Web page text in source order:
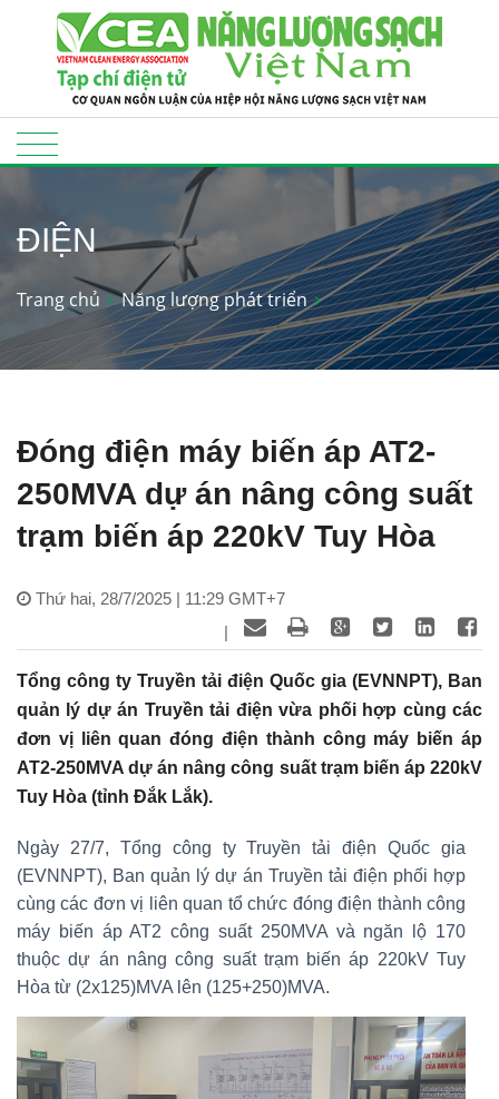
ĐIỆN
Trang chủ Năng lượng phát triển
Đóng điện máy biến áp AT2-
250MVA dự án nâng công suất
trạm biến áp 220kV Tuy Hòa
Thứ hai, 28/7/2025 | 11:29 GMT+7
|
Tổng công ty Truyền tải điện Quốc gia (EVNNPT), Ban
quản lý dự án Truyền tải điện vừa phối hợp cùng các
đơn vị liên quan đóng điện thành công máy biến áp
AT2-250MVA dự án nâng công suất trạm biến áp 220kV
Tuy Hòa (tỉnh Đắk Lắk).
Ngày 27/7, Tổng công ty Truyền tải điện Quốc gia
(EVNNPT), Ban quản lý dự án Truyền tải điện phối hợp
cùng các đơn vị liên quan tổ chức đóng điện thành công
máy biến áp AT2 công suất 250MVA và ngăn lộ 170
thuộc dự án nâng công suất trạm biến áp 220kV Tuy
Hòa từ (2x125)MVA lên (125+250)MVA.